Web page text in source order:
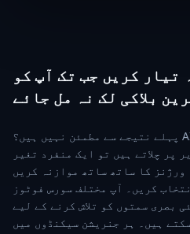
تیار کریں جب تک آپ کو
بلاکی لک نہ مل جائے
پہلے نتیجے سے مطمئن نہیں ہیں؟ AI مائن کرافٹ اسکن جنریٹر
پر چلاتے ہیں تو ایک منفرد تغیر
کا ساتھ ساتھ موازنہ کریں
کریں۔ آپ مختلف سورس فوٹوز
بصری سمتوں کو تلاش کرنے کے لیے
ہیں۔ ہر جنریشن سیکنڈوں میں